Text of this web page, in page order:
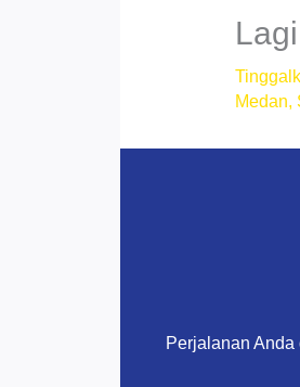
Medan,
Perjalanan